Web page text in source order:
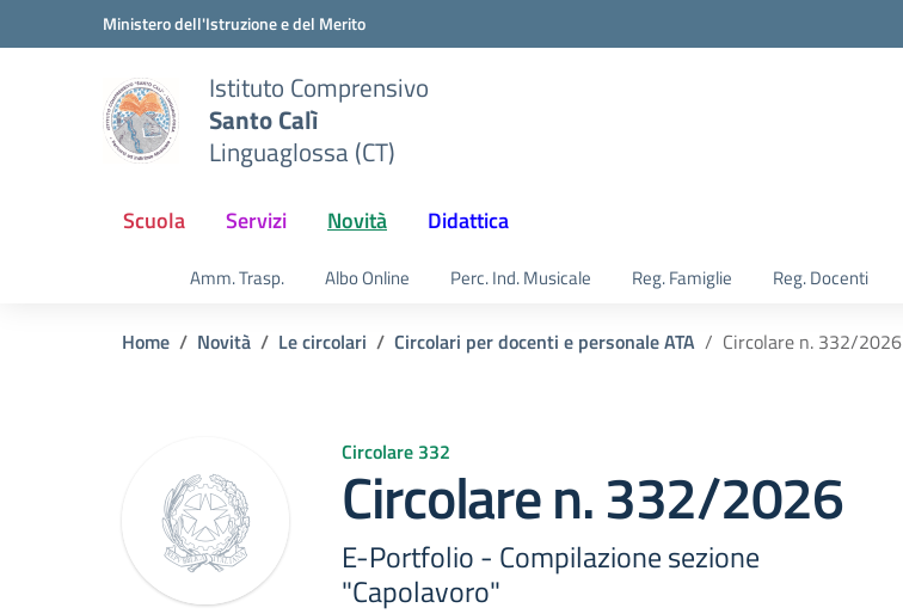
Vai ai contenuti
Vai al menu di navigazioneMinistero dell'Istruzione e del Merito
Istituto Comprensivo
Santo Calì
Linguaglossa (CT)
Scuola Servizi Novità Didattica
Amm. Trasp. Albo Online Perc. Ind. Musicale Reg. Famiglie Reg. Docenti
Home Novità Le circolari Circolari per docenti e personale ATA Circolare n. 332/2026
Circolare 332
Circolare n. 332/2026
E-Portfolio - Compilazione sezione
"Capolavoro"